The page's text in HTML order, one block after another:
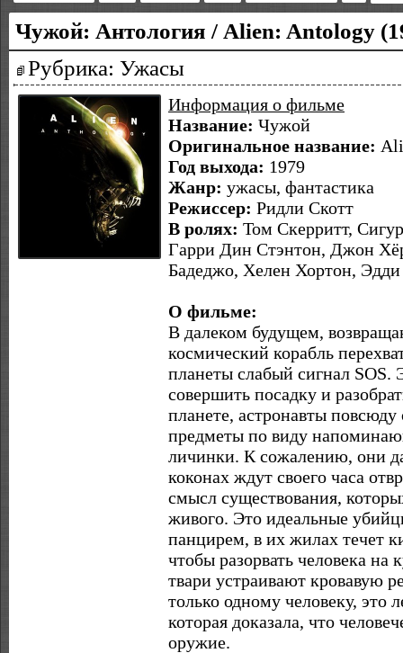
Чужой: Антология / Alien: Antology
Рубрика: Ужасы
Информация о фильме
Название: Чужой
Оригинальное название:
Год выхода: 1979
Жанр: ужасы, фантастика
Режиссер: Ридли Скотт
В ролях: Том Скерритт,
Гарри Дин Стэнтон, Джон
Бадеджо, Хелен Хортон,
О фильме:
В далеком будущем,
космический корабль
планеты слабый сигнал
совершить посадку и
планете, астронавты
предметы по виду
личинки. К сожалению, они
коконах ждут своего часа
смысл существования,
живого. Это идеальные
панцирем, в их жилах течет
чтобы разорвать человека
твари устраивают кровавую
только одному человеку,
которая доказала, что
оружие.